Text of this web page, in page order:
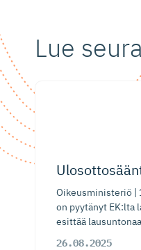
Lue
Oikeusministeriö |
on pyytänyt EK:lta
esittää
26.08.2025